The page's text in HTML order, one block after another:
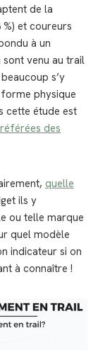
de la
et coureurs
à un
venu au trail
s’y
physique
cette étude est
des
quelle
ils y
ou telle marque
quel modèle
indicateur si on
à connaître !